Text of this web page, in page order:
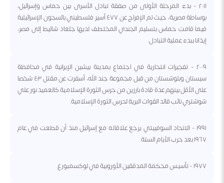
٢٠١١ - بدء المرحلة الأولى من صفقة تبادل الأسرى بين حماس وإسرائيل،
بوساطة مصرية، حيث تم الإفراج عن ٤٧٧ أسير فلسطيني بالسجون الإسرائيلية
فيما قامت حماس بتسليم الجندي المختطف لديها جلعاد شاليط إلى مصر،
إيذانا ببدء عملية التبادل.
٢٠٠٩ - تفجيرات انتحارية في اجتماع بمدينة بيشين الإيرانية في محافظة
سيستان وبلوشستان من قبل مجموعة جند الله، أسفرت عن مقتل ٤٣ شخصا
على الأقل بينهم عدة قادة بارزين من حرس الثورة الإسلامية كالعميد نور علي
شوشتري نائب قائد القوات البرية لحرس الثورة الإسلامية.
١٩٩١ - الاتحاد السوفييتي يرجع علاقاته مع إسرائيل منذ أن قطعت في عام
١٩٦٧ بعد حرب الأيام الستة.
١٩٧٧ - تأسيس محكمة المدققين الأوروبية في لوكسمبورغ.